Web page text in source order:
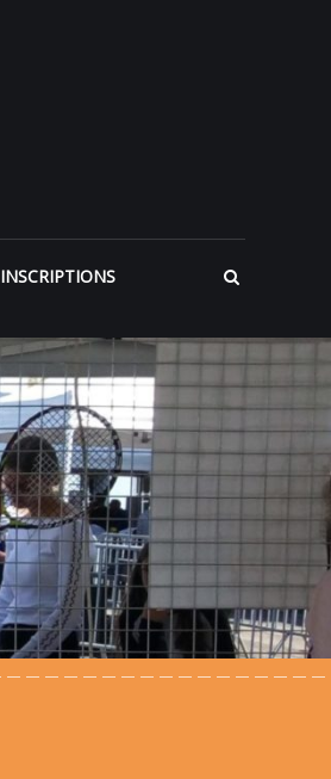
INSCRIPTIONS